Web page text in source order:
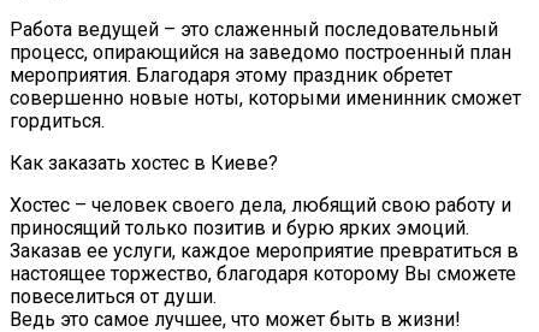
Работа ведущей – это слаженный последовательный
процесс, опирающийся на заведомо построенный план
мероприятия. Благодаря этому праздник обретет
совершенно новые ноты, которыми именинник сможет
гордиться.
Как заказать хостес в Киеве?
Хостес – человек своего дела, любящий свою работу и
приносящий только позитив и бурю ярких эмоций.
Заказав ее услуги, каждое мероприятие превратиться в
настоящее торжество, благодаря которому Вы сможете
повеселиться от души.
Ведь это самое лучшее, что может быть в жизни!